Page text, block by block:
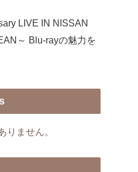
LIVE IN NISSAN
～ Blu-rayの魅力を
りません。